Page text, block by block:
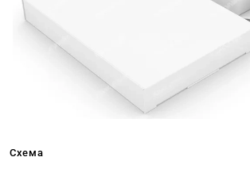
Схема